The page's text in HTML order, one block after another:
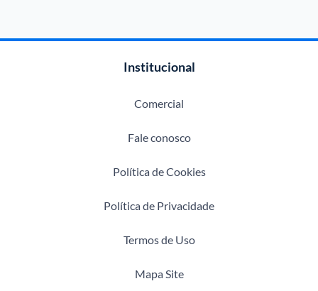
Institucional
Comercial
Fale conosco
Política de Cookies
Política de Privacidade
Termos de Uso
Mapa Site